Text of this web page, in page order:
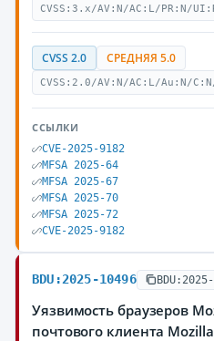
CVSS:3.x/AV:N/AC:L/PR:N/
CVSS 2.0 СРЕДНЯЯ 5.0
CVSS:2.0/AV:N/AC:L/Au:N/
ССЫЛКИ
CVE-2025-9182
MFSA 2025-64
MFSA 2025-67
MFSA 2025-70
MFSA 2025-72
CVE-2025-9182
BDU:2025-10496
Уязвимость браузеров
почтового клиента